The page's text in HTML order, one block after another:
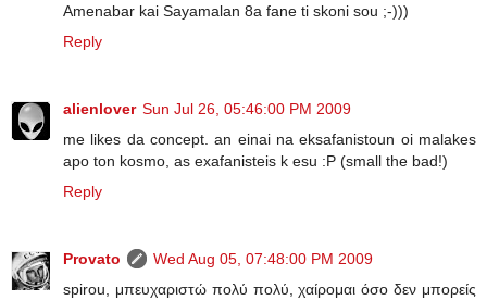
Amenabar kai Sayamalan 8a fane ti skoni sou ;-)))
Reply
alienlover Sun Jul 26, 05:46:00 PM 2009
me likes da concept. an einai na eksafanistoun oi malakes
apo ton kosmo, as exafanisteis k esu :P (small the bad!)
Reply
Provato
Wed Aug 05, 07:48:00 PM 2009
spirou, μπευχαριστώ πολύ πολύ, χαίρομαι όσο δεν μπορείς